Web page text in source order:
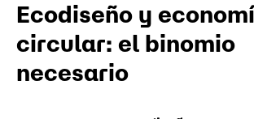
Ecodiseño y
circular: el binomio
necesario